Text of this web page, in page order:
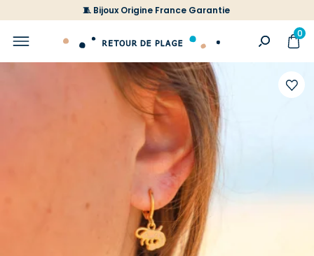
🧵 Bijoux Origine France Garantie
0